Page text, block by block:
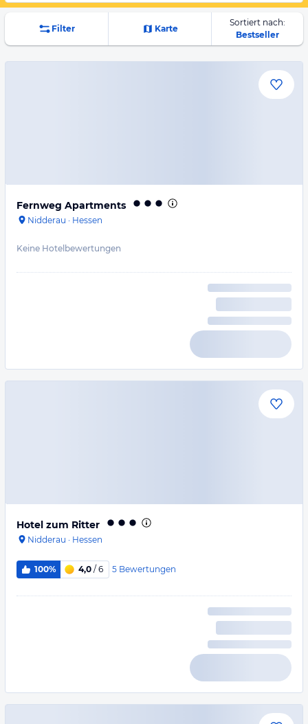
Filter Karte
Sortiert nach:
Bestseller
Fernweg Apartments
Nidderau · Hessen
Keine Hotelbewertungen
Hotel zum Ritter
Nidderau · Hessen
100% 4,0 / 6 5 Bewertungen